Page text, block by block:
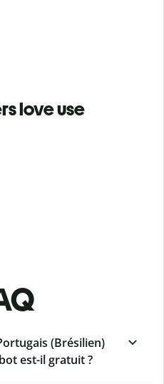
love use
(Brésilien)
est-il gratuit ?